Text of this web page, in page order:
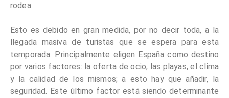
rodea.
Esto es debido en gran medida, por no decir toda, a la
llegada masiva de turistas que se espera para esta
temporada. Principalmente eligen España como destino
por varios factores: la oferta de ocio, las playas, el clima
y la calidad de los mismos; a esto hay que añadir, la
seguridad. Este último factor está siendo determinante